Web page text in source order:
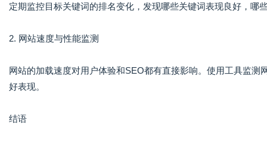
定期监控目标关键词的排名变化，发现哪些关键词表现良好，
2. 网站速度与性能监测
网站的加载速度对用户体验和SEO都有直接影响。使用工具监
好表现。
结语